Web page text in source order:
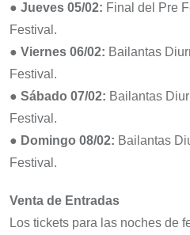
● Jueves 05/02: Final del Pre
Festival.
● Viernes 06/02: Bailantas
Festival.
● Sábado 07/02: Bailantas
Festival.
● Domingo 08/02: Bailantas
Festival.
Venta de Entradas
Los tickets para las noches de